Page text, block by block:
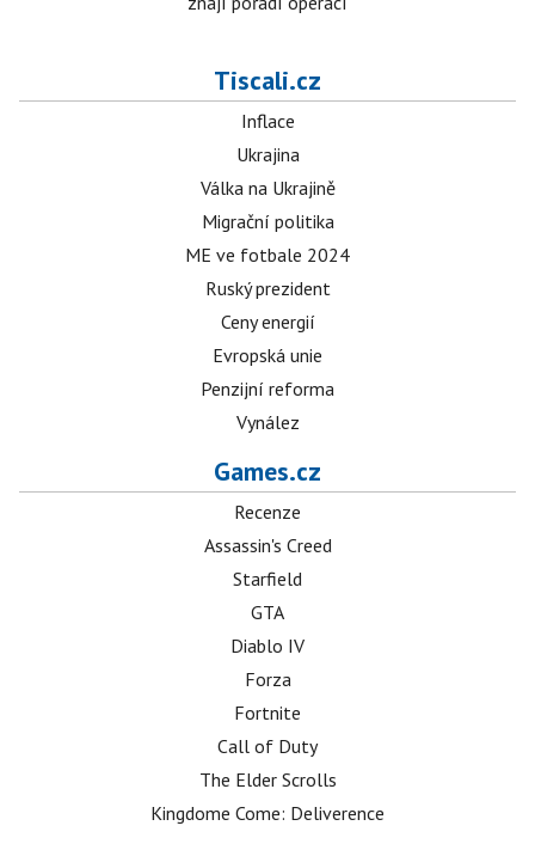
Tiscali.cz
Inflace
Ukrajina
Válka na Ukrajině
Migrační politika
ME ve fotbale 2024
Ruský prezident
Ceny energií
Evropská unie
Penzijní reforma
Vynález
Games.cz
Recenze
Assassin's Creed
Starfield
GTA
Diablo IV
Forza
Fortnite
Call of Duty
The Elder Scrolls
Kingdome Come: Deliverence